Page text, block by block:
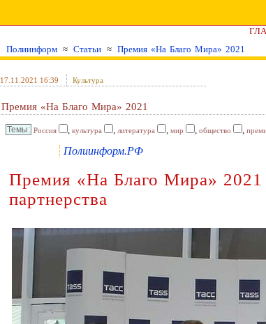
Полиинформ ≈ Статьи ≈ Премия «На Благо Мира» 2021
17.11.2021 16:39 Культура
Премия «На Благо Мира» 2021
Россия , культура , литература , мир , общество ,
Полиинформ.РФ
Премия «На Благо Мира»
партнерства